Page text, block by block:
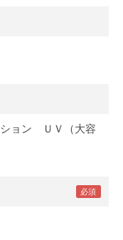
ョン ＵＶ（大容